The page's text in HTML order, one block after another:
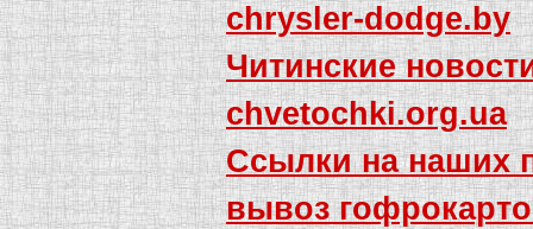
chrysler-dodge.by
Читинские
chvetochki.org.ua
Ссылки на наших
вывоз